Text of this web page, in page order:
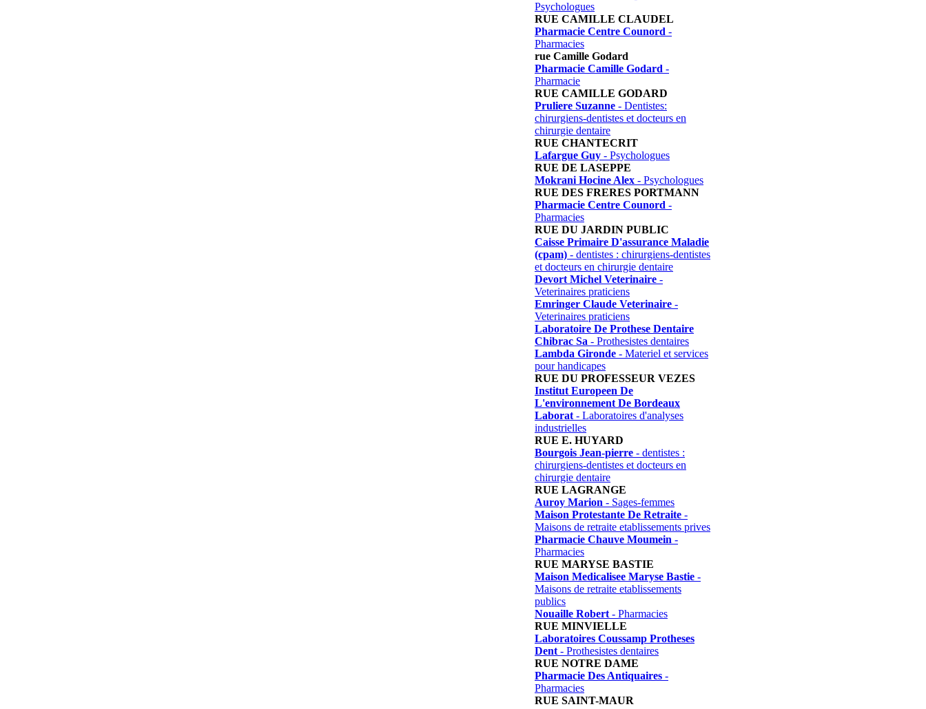
Psychologues
RUE CAMILLE CLAUDEL
Pharmacie Centre Counord -
Pharmacies
rue Camille Godard
Pharmacie Camille Godard -
Pharmacie
RUE CAMILLE GODARD
Pruliere Suzanne - Dentistes:
chirurgiens-dentistes et docteurs en
chirurgie dentaire
RUE CHANTECRIT
Lafargue Guy - Psychologues
RUE DE LASEPPE
Mokrani Hocine Alex - Psychologues
RUE DES FRERES PORTMANN
Pharmacie Centre Counord -
Pharmacies
RUE DU JARDIN PUBLIC
Caisse Primaire D'assurance Maladie
(cpam) - dentistes : chirurgiens-dentistes
et docteurs en chirurgie dentaire
Devort Michel Veterinaire -
Veterinaires praticiens
Emringer Claude Veterinaire -
Veterinaires praticiens
Laboratoire De Prothese Dentaire
Chibrac Sa - Prothesistes dentaires
Lambda Gironde - Materiel et services
pour handicapes
RUE DU PROFESSEUR VEZES
Institut Europeen De
L'environnement De Bordeaux
Laborat - Laboratoires d'analyses
industrielles
RUE E. HUYARD
Bourgois Jean-pierre - dentistes :
chirurgiens-dentistes et docteurs en
chirurgie dentaire
RUE LAGRANGE
Auroy Marion - Sages-femmes
Maison Protestante De Retraite -
Maisons de retraite etablissements prives
Pharmacie Chauve Moumein -
Pharmacies
RUE MARYSE BASTIE
Maison Medicalisee Maryse Bastie -
Maisons de retraite etablissements
publics
Nouaille Robert - Pharmacies
RUE MINVIELLE
Laboratoires Coussamp Protheses
Dent - Prothesistes dentaires
RUE NOTRE DAME
Pharmacie Des Antiquaires -
Pharmacies
RUE SAINT-MAUR